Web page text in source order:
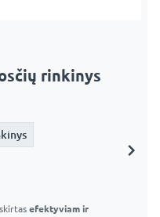
rinkinys
efektyviam ir
– Profesionalus stiklo